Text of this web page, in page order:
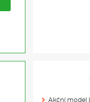
Akční model